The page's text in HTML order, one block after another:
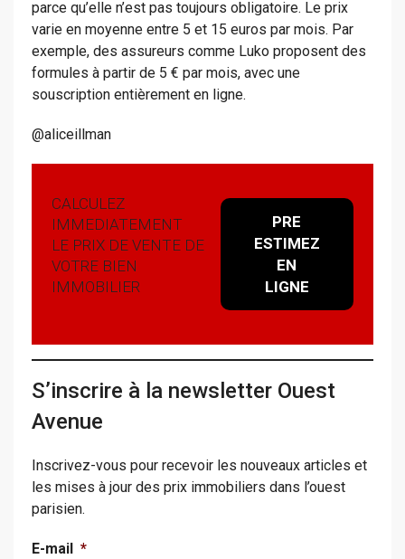
parce qu’elle n’est pas toujours obligatoire. Le prix
varie en moyenne entre 5 et 15 euros par mois. Par
exemple, des assureurs comme Luko proposent des
formules à partir de 5 € par mois, avec une
souscription entièrement en ligne.
@aliceillman
CALCULEZ
IMMEDIATEMENT
LE PRIX DE VENTE DE
VOTRE BIEN
IMMOBILIER
PRE
ESTIMEZ
EN
LIGNE
S’inscrire à la newsletter Ouest
Avenue
Inscrivez-vous pour recevoir les nouveaux articles et
les mises à jour des prix immobiliers dans l’ouest
parisien.
E-mail *